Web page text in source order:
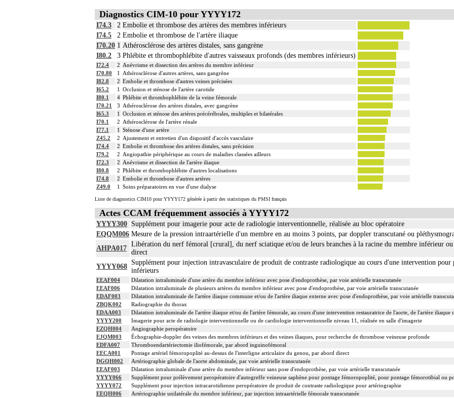
Diagnostics CIM-10 pour YYYY172
I74.3 2 Embolie et thrombose des artères des membres inférieurs
I74.5
2 Embolie et thrombose de l'artère iliaque
I70.20 1 Athérosclérose des artères distales, sans gangrène
I80.2
3 Phlébite et thrombophlébite d'autres vaisseaux profonds (des membres inférieurs)
I72.4 2 Anévrisme et dissection des artères du membre inférieur
I70.80
1
Athérosclérose d'autres artères, sans gangrène
I82.8
2 Embolie et thrombose d'autres veines précisées
I65.2
1 Occlusion et sténose de l'artère carotide
I80.1
4 Phlébite et thrombophlébite de la veine fémorale
I70.21
3 Athérosclérose des artères distales, avec gangrène
I65.3
1 Occlusion et sténose des artères précérébrales, multiples et bilatérales
I70.1
2 Athérosclérose de l'artère rénale
I77.1
1 Sténose d'une artère
Z45.2
2 Ajustement et entretien d'un dispositif d'accès vasculaire
I74.4
2 Embolie et thrombose des artères distales, sans précision
I79.2
2 Angiopathie périphérique au cours de maladies classées ailleurs
I72.3
2 Anévrisme et dissection de l'artère iliaque
I80.8
2 Phlébite et thrombophlébite d'autres localisations
I74.8
2 Embolie et thrombose d'autres artères
Z49.0
1 Soins préparatoires en vue d'une dialyse
Liste de diagnostics CIM10 pour YYYY172 générée à partir des statistiques du PMSI français
Actes CCAM fréquemment associés à YYYY172
YYYY300 Supplément pour imagerie pour acte de radiologie interventionnelle, réalisée au bloc opératoire
EQQM006 Mesure de la pression intraartérielle d'un membre en au moins 3 points, par doppler transcutané ou
AHPA017
Libération du nerf fémoral [crural], du nerf sciatique et/ou de leurs branches à la racine du membre inférieur ou
direct
YYYY068
Supplément pour injection intravasculaire de produit de contraste radiologique au cours d'une intervention pour
inférieurs
EEAF004
Dilatation intraluminale d'une artère du membre inférieur avec pose d'endoprothèse, par voie artérielle transcutanée
EEAF006
Dilatation intraluminale de plusieurs artères du membre inférieur avec pose d'endoprothèse, par voie artérielle transcutanée
EDAF003
Dilatation intraluminale de l'artère iliaque commune et/ou de l'artère iliaque externe avec pose d'endoprothèse, par voie artérielle
ZBQK002
Radiographie du thorax
EDAA003
Dilatation intraluminale de l'artère iliaque et/ou de l'artère fémorale, au cours d'une intervention restauratrice de l'aorte, de l'artère iliaque
YYYY200
Imagerie pour acte de radiologie interventionnelle ou de cardiologie interventionnelle niveau 11, réalisée en salle d'imagerie
EZQH004
Angiographie peropératoire
EJQM003
Échographie-doppler des veines des membres inférieurs et des veines iliaques, pour recherche de thrombose veineuse profonde
EDFA007
Thromboendartériectomie iliofémorale, par abord inguinofémoral
EECA001
Pontage artériel fémoropoplité au-dessus de l'interligne articulaire du genou, par abord direct
DGQH002
Artériographie globale de l'aorte abdominale, par voie artérielle transcutanée
EEAF003
Dilatation intraluminale d'une artère du membre inférieur sans pose d'endoprothèse, par voie artérielle transcutanée
YYYY066
Supplément pour prélèvement peropératoire d'autogreffe veineuse saphène pour pontage fémoropoplité, pour pontage fémorotibial ou
YYYY072
Supplément pour injection intracarotidienne peropératoire de produit de contraste radiologique pour artériographie
EEQH006
Artériographie unilatérale du membre inférieur, par injection intraartérielle fémorale transcutanée